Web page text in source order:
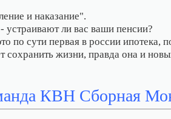
и наказание".
ли вас ваши пенсии?
по сути первая в россии ипотека,
сохранить жизни, правда она и
КВН Сборная